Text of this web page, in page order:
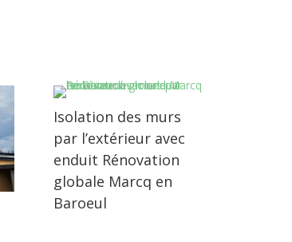
Isolation des murs
par l’extérieur avec
enduit Rénovation
globale Marcq en
Baroeul